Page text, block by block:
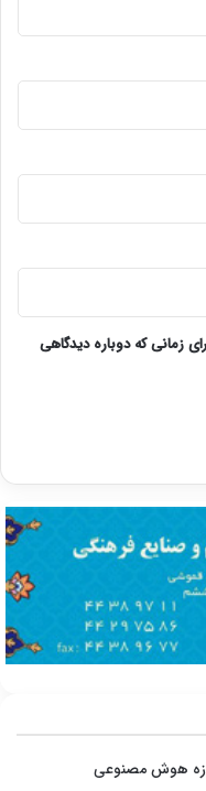
زمانی که دوباره دیدگاهی
هوش مصنوعی